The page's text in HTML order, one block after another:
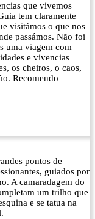
que vivemos
tem claramente
visitámos o que nos
passámos. Não foi
uma viagem com
e vivencias
os cheiros, o caos,
Recomendo
pontos de
guiados por
A camaradagem do
um trilho que
e se tatua na